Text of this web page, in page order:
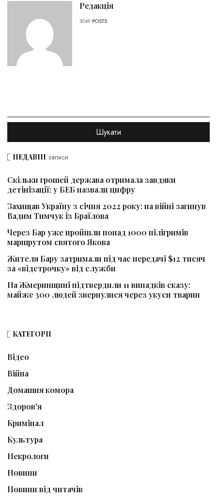
Редакція
3049 POSTS
НЕДАВНІ записи
Скільки грошей держава отримала завдяки
детінізації: у БЕБ назвали цифру
Захищав Україну з січня 2022 року: на війні загинув
Вадим Тимчук із Браїлова
Через Бар уже пройшли понад 1000 пілігримів
маршрутом святого Якова
Жителя Бару затримали під час передачі $12 тисяч
за «відстрочку» від служби
На Жмеринщині підтвердили 11 випадків сказу:
майже 300 людей звернулися через укуси тварин
КАТЕГОРІЇ
Відео
Війна
Домашня комора
Здоров'я
Кримінал
Культура
Некрологи
Новини
Новини від читачів